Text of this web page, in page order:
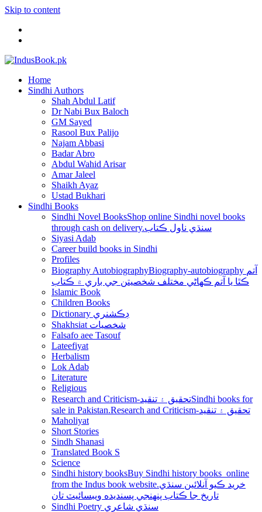
Skip to content
Home
Sindhi Authors
Shah Abdul Latif
Dr Nabi Bux Baloch
GM Sayed
Rasool Bux Palijo
Najam Abbasi
Badar Abro
Abdul Wahid Arisar
Amar Jaleel
Shaikh Ayaz
Ustad Bukhari
Sindhi Books
Sindhi Novel BooksShop online Sindhi novel books
through cash on delivery.سنڌي ناول ڪتاب
Siyasi Adab
Career build books in Sindhi
Profiles
Biography AutobiographyBiography-autobiography آتم
ڪٿا يا آتم ڪھاڻي مختلف شخصيتن جي باري ۾ ڪتاب
Islamic Book
Children Books
Dictionary ڊڪشنري
Shakhsiat شخصيات
Falsafo aee Tasouf
Lateefiyat
Herbalism
Lok Adab
Literature
Religious
Research and Criticism-تحقيق ۽ تنقيدSindhi books for
sale in Pakistan.Research and Criticism-تحقيق ۽ تنقيد
Maholiyat
Short Stories
Sindh Shanasi
Translated Book S
Science
Sindhi history booksBuy Sindhi history books online
from the Indus book website.خريد ڪيو آنلائين سنڌي
تاريخ جا ڪتاب پنھنجي پسنديده ويبسائيٽ تان
Sindhi Poetry سنڌي شاعري